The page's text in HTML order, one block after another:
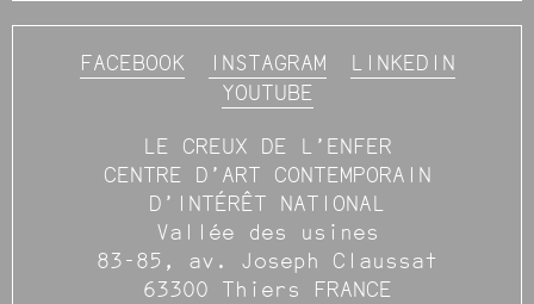
FACEBOOK INSTAGRAM
LINKEDIN
YOUTUBE
LE CREUX DE L’ENFER
CENTRE D’ART CONTEMPORAIN
D’INTÉRÊT NATIONAL
Vallée des usines
83-85, av. Joseph Claussat
63300 Thiers FRANCE